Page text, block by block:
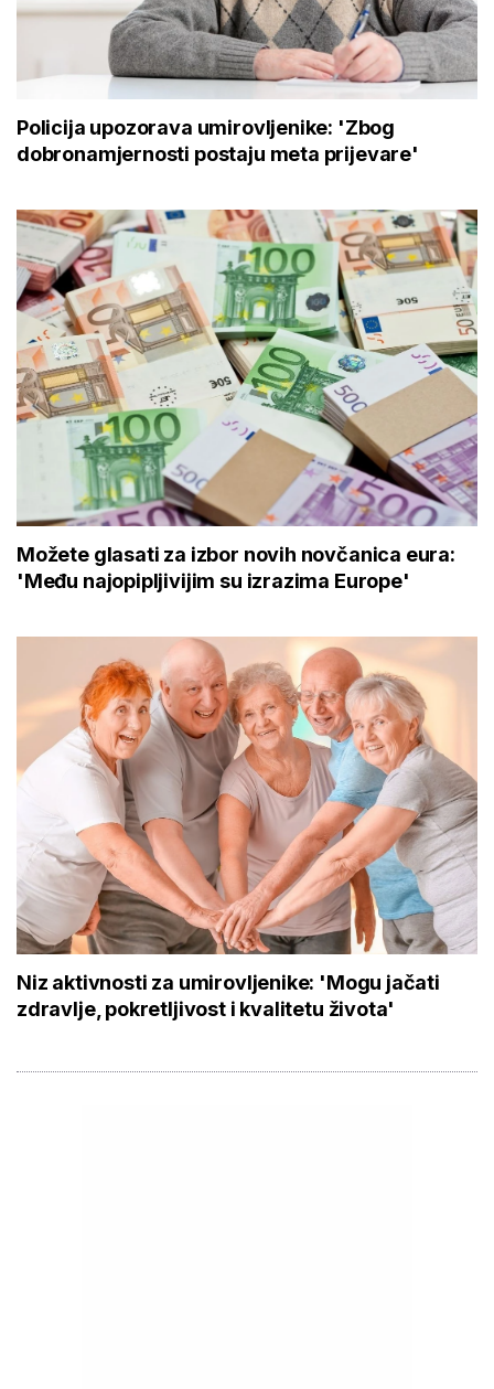
Policija upozorava umirovljenike: 'Zbog
dobronamjernosti postaju meta prijevare'
Možete glasati za izbor novih novčanica eura:
'Među najopipljivijim su izrazima Europe'
Niz aktivnosti za umirovljenike: 'Mogu jačati
zdravlje, pokretljivost i kvalitetu života'